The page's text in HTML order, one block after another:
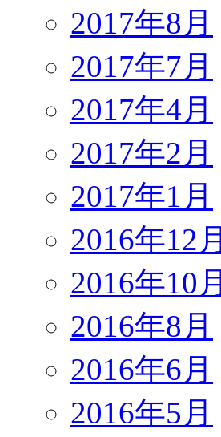
2017年8月
2017年7月
2017年4月
2017年2月
2017年1月
2016年12月
2016年10月
2016年8月
2016年6月
2016年5月